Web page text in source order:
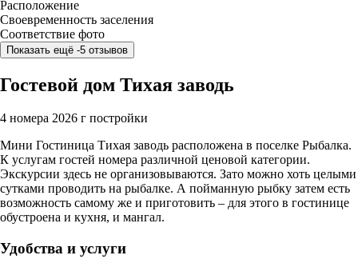
Расположение
Своевременность заселения
Соответствие фото
Показать ещё -5 отзывов
Гостевой дом Тихая заводь
4 номера 2026 г постройки
Мини Гостиница Тихая заводь расположена в поселке Рыбалка.
К услугам гостей номера различной ценовой категории.
Экскурсии здесь не организовываются. Зато можно хоть целыми
сутками проводить на рыбалке. А пойманную рыбку затем есть
возможность самому же и приготовить – для этого в гостинице
обустроена и кухня, и мангал.
Удобства и услуги